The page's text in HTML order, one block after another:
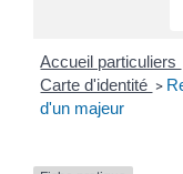
Accueil particuliers
Carte d'identité >
d'un majeur